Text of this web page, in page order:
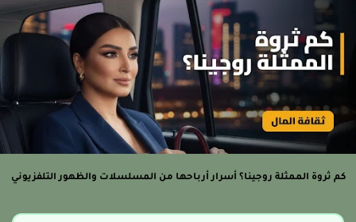
ثروة الممثلة روجينا؟ أسرار أرباحها من المسلسلات والظهور التلفزيوني